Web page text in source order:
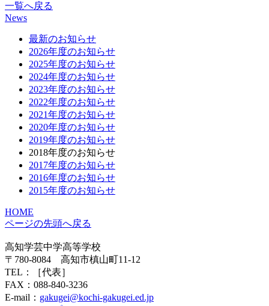
一覧へ戻る
News
最新のお知らせ
2026年度のお知らせ
2025年度のお知らせ
2024年度のお知らせ
2023年度のお知らせ
2022年度のお知らせ
2021年度のお知らせ
2020年度のお知らせ
2019年度のお知らせ
2018年度のお知らせ
2017年度のお知らせ
2016年度のお知らせ
2015年度のお知らせ
HOME
ページの先頭へ戻る
高知学芸中学高等学校
〒780-8084 高知市槙山町11-12
TEL：
［代表］
FAX：088-840-3236
E-mail： gakugei@kochi-gakugei.ed.jp